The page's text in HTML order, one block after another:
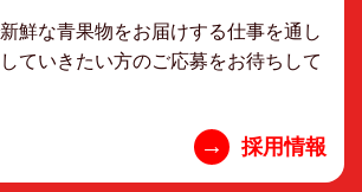
鮮な青果物をお届けする仕事を通し
ていきたい方のご応募をお待ちして
→ 採用情報